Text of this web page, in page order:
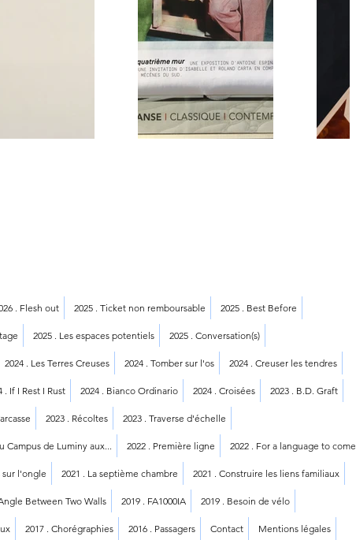
. Flesh out 2025 . Ticket non remboursable 2025 . Best Before
2025 . Les espaces potentiels 2025 . Conversation(s)
2024 . Les Terres Creuses 2024 . Tomber sur l'os 2024 . Creuser les tendres
. If I Rest I Rust 2024 . Bianco Ordinario 2024 . Croisées 2023 . B.D. Graft
2023 . Récoltes 2023 . Traverse d'échelle
Campus de Luminy aux... 2022 . Première ligne 2022 . For a language to come
sur l'ongle 2021 . La septième chambre 2021 . Construire les liens familiaux
Between Two Walls 2019 . FA1000IA 2019 . Besoin de vélo
2017 . Chorégraphies 2016 . Passagers Contact Mentions légales